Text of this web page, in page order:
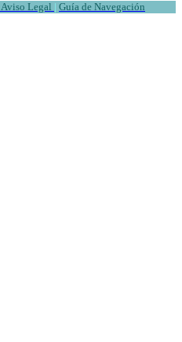
Aviso Legal | Guía de Navegación